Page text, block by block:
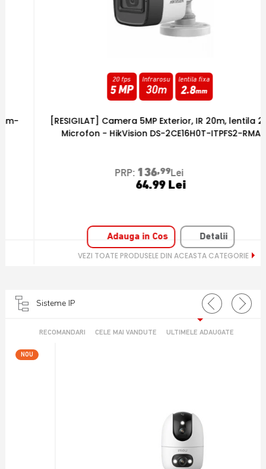
Infrarosu
30m
lentila fixa
2.8mm
[RESIGILAT] Camera 5MP Exterior, IR 20m, lentila 2.8,
Microfon - HikVision DS-2CE16H0T-ITPFS2-RMA
136,99 Lei
64.99 Lei
Adauga in Cos
VEZI TOATE PRODUSELE DIN ACEASTA CATEGORIE
Sisteme IP
RECOMANDARI CELE MAI VANDUTE ULTIMELE ADAUGATE